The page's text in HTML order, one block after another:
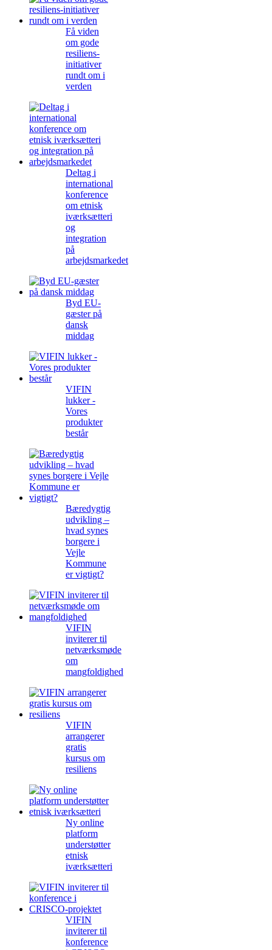
Få viden
om gode
resiliens-
initiativer
rundt om i
verden
Deltag i
international
konference
om etnisk
iværksætteri
og
integration
på
arbejdsmarkedet
Byd EU-
gæster på
dansk
middag
VIFIN
lukker -
Vores
produkter
består
Bæredygtig
udvikling –
hvad synes
borgere i
Vejle
Kommune
er vigtigt?
VIFIN
inviterer til
netværksmøde
om
mangfoldighed
VIFIN
arrangerer
gratis
kursus om
resiliens
Ny online
platform
understøtter
etnisk
iværksætteri
VIFIN
inviterer til
konference